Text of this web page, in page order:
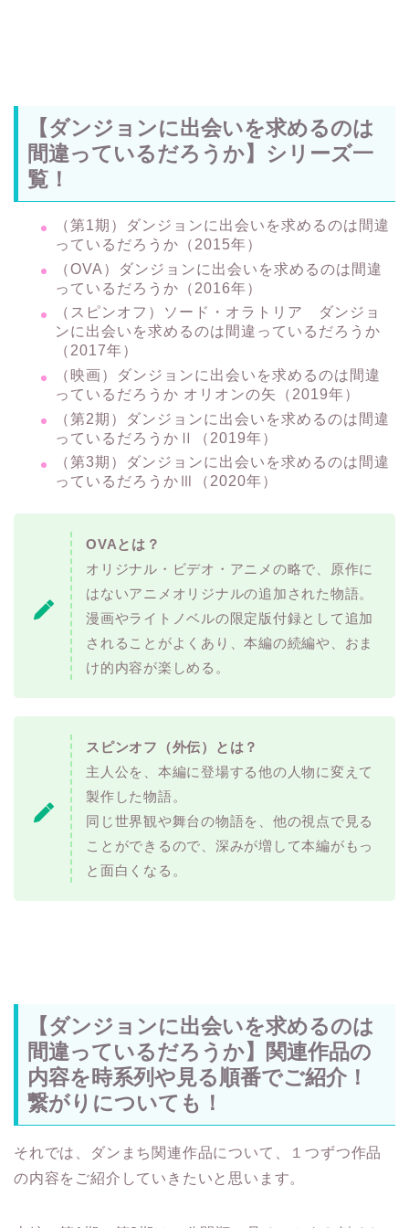
【ダンジョンに出会いを求めるのは
間違っているだろうか】シリーズ一
覧！
（第1期）ダンジョンに出会いを求めるのは間違
っているだろうか（2015年）
（OVA）ダンジョンに出会いを求めるのは間違
っているだろうか（2016年）
（スピンオフ）ソード・オラトリア ダンジョ
ンに出会いを求めるのは間違っているだろうか
（2017年）
（映画）ダンジョンに出会いを求めるのは間違
っているだろうか オリオンの矢（2019年）
（第2期）ダンジョンに出会いを求めるのは間違
っているだろうかⅡ（2019年）
（第3期）ダンジョンに出会いを求めるのは間違
っているだろうかⅢ（2020年）
OVAとは？
オリジナル・ビデオ・アニメの略で、原作に
はないアニメオリジナルの追加された物語。
漫画やライトノベルの限定版付録として追加
されることがよくあり、本編の続編や、おま
け的内容が楽しめる。
スピンオフ（外伝）とは？
主人公を、本編に登場する他の人物に変えて
製作した物語。
同じ世界観や舞台の物語を、他の視点で見る
ことができるので、深みが増して本編がもっ
と面白くなる。
【ダンジョンに出会いを求めるのは
間違っているだろうか】関連作品の
内容を時系列や見る順番でご紹介！
繋がりについても！
それでは、ダンまち関連作品について、１つずつ作品
の内容をご紹介していきたいと思います。